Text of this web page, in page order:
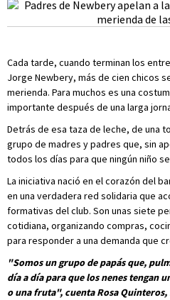
Cada tarde, cuando terminan los
Jorge Newbery, más de cien chicos
merienda. Para muchos es una
importante después de una larga
Detrás de esa taza de leche, de una
grupo de madres y padres que, sin
todos los días para que ningún niño
La iniciativa nació en el corazón del
en una verdadera red solidaria que
formativas del club. Son unas siete
cotidiana, organizando compras,
para responder a una demanda que
"Somos un grupo de papás que,
día a día para que los nenes tengan
o una fruta", cuenta Rosa Quinteros,